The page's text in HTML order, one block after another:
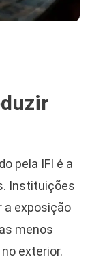
pela IFI é a
Instituições
a exposição
menos
exterior.